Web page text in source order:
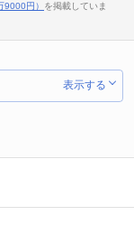
円） を掲載していま
表示する